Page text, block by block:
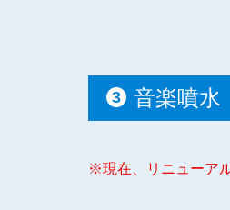
音楽噴水
※現在、リニューア